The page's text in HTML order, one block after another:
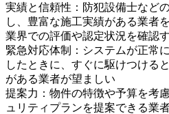
実績と信頼性：防犯設備士など
し、豊富な施工実績がある業者
業界での評価や認定状況を確認
緊急対応体制：システムが正常
したときに、すぐに駆けつける
がある業者が望ましい
提案力：物件の特徴や予算を考
ュリティプランを提案できる業